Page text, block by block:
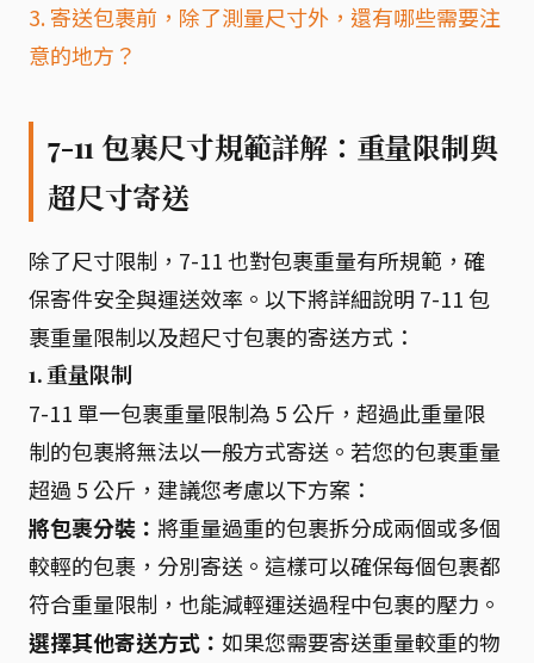
3. 寄送包裹前，除了測量尺寸外，還有哪些需要注
意的地方？
7-11 包裹尺寸規範詳解：重量限制與
超尺寸寄送
除了尺寸限制，7-11 也對包裹重量有所規範，確
保寄件安全與運送效率。以下將詳細說明 7-11 包
裹重量限制以及超尺寸包裹的寄送方式：
1. 重量限制
7-11 單一包裹重量限制為 5 公斤，超過此重量限
制的包裹將無法以一般方式寄送。若您的包裹重量
超過 5 公斤，建議您考慮以下方案：
將包裹分裝： 將重量過重的包裹拆分成兩個或多個
較輕的包裹，分別寄送。這樣可以確保每個包裹都
符合重量限制，也能減輕運送過程中包裹的壓力。
選擇其他寄送方式： 如果您需要寄送重量較重的物